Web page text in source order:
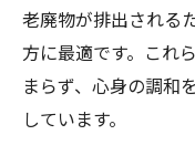
老廃物が排出される
方に最適です。これ
まらず、心身の調和
しています。